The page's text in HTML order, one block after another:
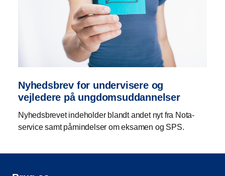
Nyhedsbrev for undervisere og
vejledere på ungdomsuddannelser
Nyhedsbrevet indeholder blandt andet nyt fra Nota-
service samt påmindelser om eksamen og SPS.